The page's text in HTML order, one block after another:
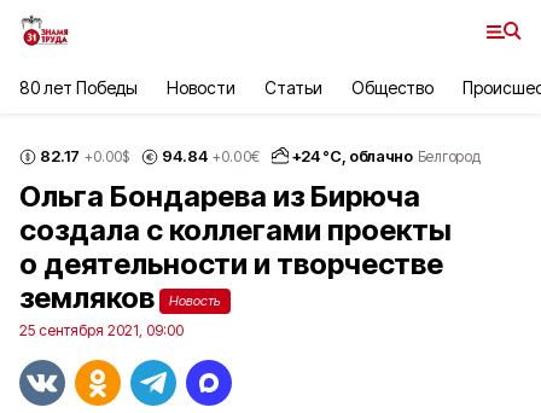
80 лет Победы Новости Статьи Общество
82.17 +0.00$ 94.84 +0.00€ +24°С, облачно Белгород
Ольга Бондарева из Бирюча
создала с коллегами проекты
о деятельности и творчестве
земляков
Новость
25 сентября 2021, 09:00